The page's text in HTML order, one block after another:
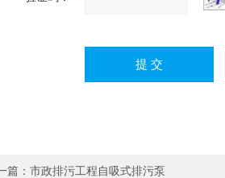
篇： 市政排污工程自吸式排污泵